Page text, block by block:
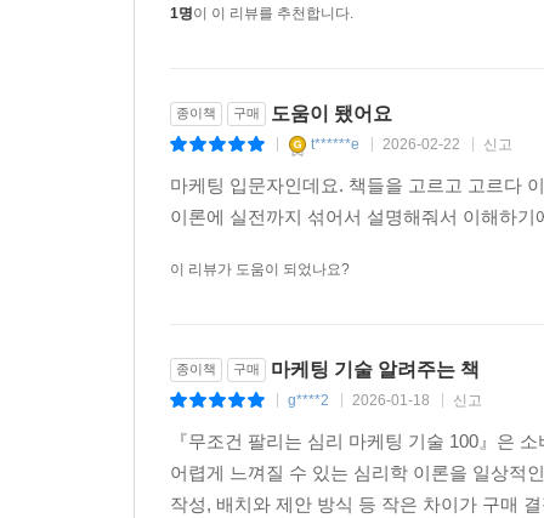
1명이 이 리뷰를 추천합니다.
종이책 구매 도움이 됐어요
t******e 2026-02-22 신고
마케팅 입문자인데요. 책들을 고르고 고르다
이론에 실전까지 섞어서 설명해줘서 이해하
이 리뷰가 도움이 되었나요?
종이책 구매 마케팅 기술 알려주는 책
g****2 2026-01-18 신고
『무조건 팔리는 심리 마케팅 기술 100』은
어렵게 느껴질 수 있는 심리학 이론을 일상적
작성, 배치와 제안 방식 등 작은 차이가 구매